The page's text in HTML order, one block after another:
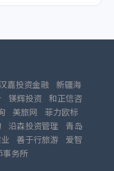
嘉投资金融
新疆海
镁辉投资 和正信咨
美旅网
菲力欧标
沿森投资管理
青岛
善于行旅游
爱智
事务所